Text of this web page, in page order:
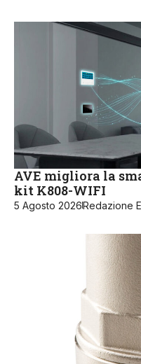
AVE migliora la
kit K808-WIFI
5 Agosto 2026Redazione